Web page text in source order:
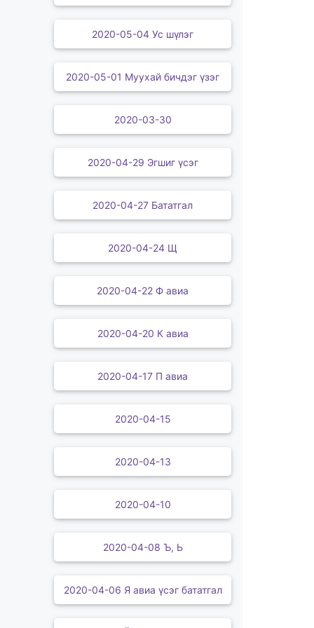
2020-05-04 Ус шүлэг
2020-05-01 Муухай бичдэг үзэг
2020-03-30
2020-04-29 Эгшиг үсэг
2020-04-27 Бататгал
2020-04-24 Щ
2020-04-22 Ф авиа
2020-04-20 К авиа
2020-04-17 П авиа
2020-04-15
2020-04-13
2020-04-10
2020-04-08 Ъ, Ь
2020-04-06 Я авиа үсэг бататгал